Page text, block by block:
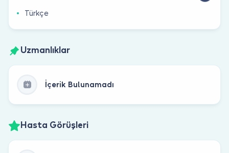
Türkçe
Uzmanlıklar
İçerik Bulunamadı
Hasta Görüşleri